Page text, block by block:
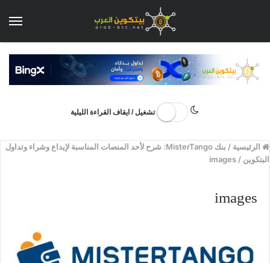
تشغيل / ايقاف القراءة الليلية
الرئيسية /
بنك MisterTango: شرح لأحد المنصات المناسبة لإيداع وشراء وتداول
البتكوين /
images
images